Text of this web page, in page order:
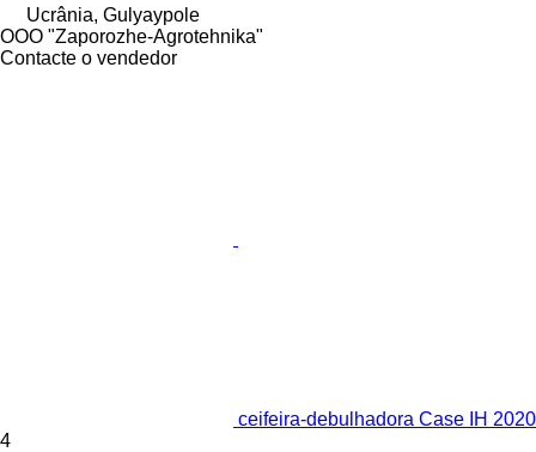
Ucrânia, Gulyaypole
OOO "Zaporozhe-Agrotehnika"
Contacte o vendedor
ceifeira-debulhadora Case IH 2020
4